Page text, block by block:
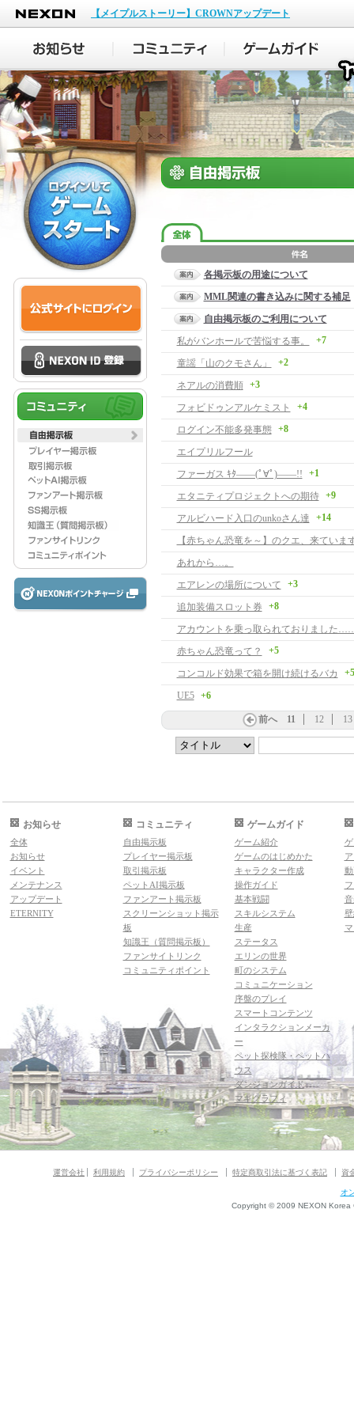
NEXON
【メイプルストーリー】CROWNアップデート
各掲示板の用途について
MML関連の書き込みに関する補足
自由掲示板のご利用について
私がバンホールで苦悩する事。
+7
童謡「山のクモさん」 +2
ネアルの消費順 +3
フォビドゥンアルケミスト +4
ログイン不能多発事態 +8
エイプリルフール
ファーガス ｷﾀ――(ﾟ∀ﾟ)――!!
+1
エタニティプロジェクトへの期待 +9
アルビハード入口のunkoさん達 +14
【赤ちゃん恐竜を～】のクエ、来ていま
あれから…。
エアレンの場所について
+3
追加装備スロット券 +8
アカウントを乗っ取られておりました
赤ちゃん恐竜って？
+5
コンコルド効果で箱を開け続けるバカ +5
UE5 +6
前へ 11 12 13
お知らせ
全体
お知らせ
イベント
メンテナンス
アップデート
ETERNITY
コミュニティ
自由掲示板
プレイヤー掲示板
取引掲示板
ペットAI掲示板
ファンアート掲示板
スクリーンショット掲示
板
知識王（質問掲示板）
ファンサイトリンク
コミュニティポイント
ゲームガイド
ゲーム紹介
ゲームのはじめかた
キャラクター作成
操作ガイド
基本戦闘
スキルシステム
生産
ステータス
エリンの世界
町のシステム
コミュニケーション
序盤のプレイ
スマートコンテンツ
インタラクションメーカ
ー
ペット探検隊・ペットハ
ウス
ダンジョンガイド
マギグラフィ
運営会社 利用規約 プライバシーポリシー 特定商取引法に基づく表記 資
オ
Copyright © 2009 NEXON Korea